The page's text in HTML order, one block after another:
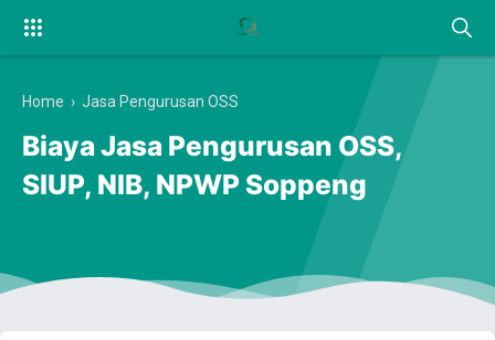
Home › Jasa Pengurusan OSS
Biaya Jasa Pengurusan OSS,
SIUP, NIB, NPWP Soppeng